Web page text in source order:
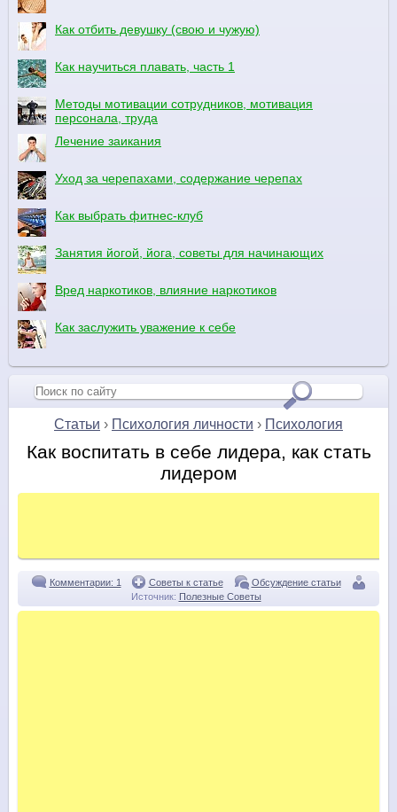
Как отбить девушку (свою и чужую)
Как научиться плавать, часть 1
Методы мотивации сотрудников, мотивация
персонала, труда
Лечение заикания
Уход за черепахами, содержание черепах
Как выбрать фитнес-клуб
Занятия йогой, йога, советы для начинающих
Вред наркотиков, влияние наркотиков
Как заслужить уважение к себе
Статьи › Психология личности › Психология
Как воспитать в себе лидера, как стать
лидером
Комментарии: 1 Советы к статье
Обсуждение статьи
Источник: Полезные Советы